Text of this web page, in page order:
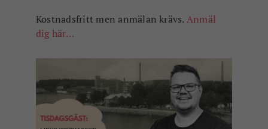
Kostnadsfritt men anmälan krävs. Anmäl
dig här…